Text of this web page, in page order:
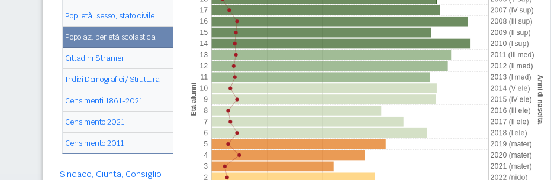
Pop. età, sesso, stato civile
Popolaz. per età scolastica
Cittadini Stranieri
Indici Demografici / Struttura
Censimenti 1861-2021
Censimento 2021
Censimento 2011
Sindaco, Giunta, Consiglio